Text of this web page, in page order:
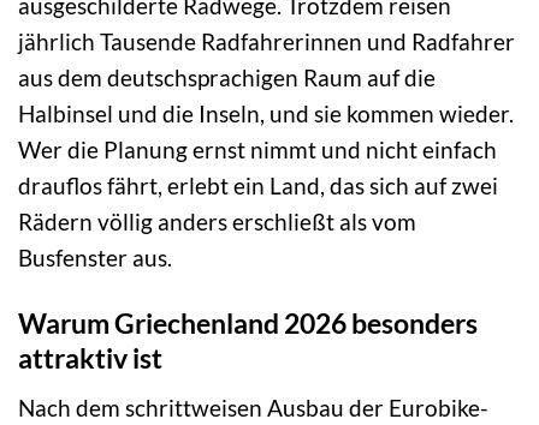
ausgeschilderte Radwege. Trotzdem reisen
jährlich Tausende Radfahrerinnen und Radfahrer
aus dem deutschsprachigen Raum auf die
Halbinsel und die Inseln, und sie kommen wieder.
Wer die Planung ernst nimmt und nicht einfach
drauflos fährt, erlebt ein Land, das sich auf zwei
Rädern völlig anders erschließt als vom
Busfenster aus.
Warum Griechenland 2026 besonders
attraktiv ist
Nach dem schrittweisen Ausbau der Eurobike-